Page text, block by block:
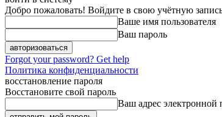
Добро пожаловать! Войдите в свою учётную
Ваше имя пользователя
Ваш пароль
Forgot your password? Get help
Политика конфиденциальности
восстановление пароля
Восстановите свой пароль
Ваш адрес электронной